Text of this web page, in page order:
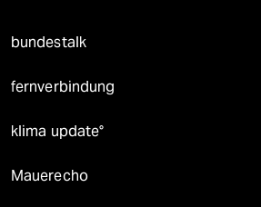
bundestalk
fernverbindung
klima update°
Mauerecho